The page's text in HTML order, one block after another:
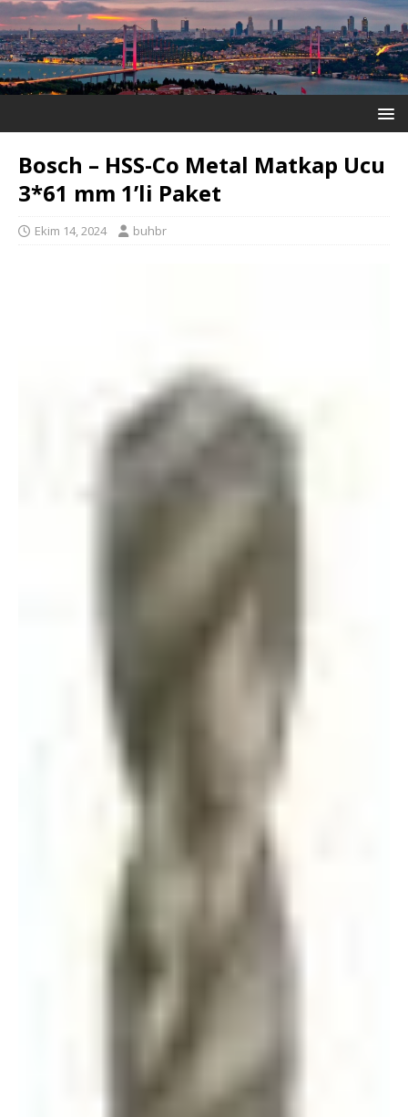
Bosch – HSS-Co Metal Matkap Ucu
3*61 mm 1’li Paket
Ekim 14, 2024 buhbr